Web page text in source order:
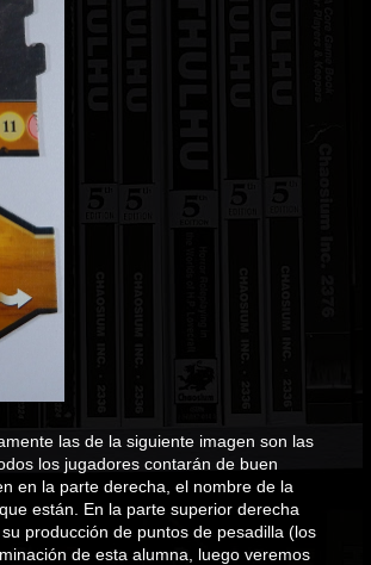
las de la siguiente imagen son las
los jugadores contarán de buen
en la parte derecha, el nombre de la
están. En la parte superior derecha
producción de puntos de pesadilla (los
de esta alumna, luego veremos